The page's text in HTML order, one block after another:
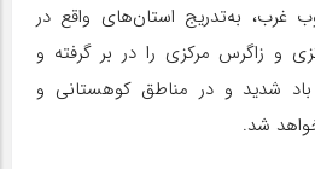
غرب، به‌تدریج استان‌های واقع در
و زاگرس مرکزی را در بر گرفته و
شدید و در مناطق کوهستانی و
شد.